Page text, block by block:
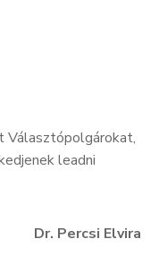
Választópolgárokat,
leadni
Elvira